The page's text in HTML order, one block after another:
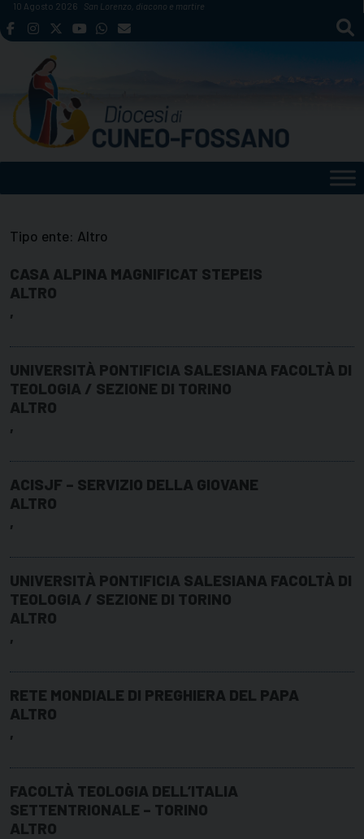
Skip
to
10 Agosto 2026 San Lorenzo, diacono e martire
Tipo ente: Altro
CASA ALPINA MAGNIFICAT STEPEIS
ALTRO
,
UNIVERSITÀ PONTIFICIA SALESIANA FACOLTÀ DI
TEOLOGIA / SEZIONE DI TORINO
ALTRO
,
ACISJF – SERVIZIO DELLA GIOVANE
ALTRO
,
UNIVERSITÀ PONTIFICIA SALESIANA FACOLTÀ DI
TEOLOGIA / SEZIONE DI TORINO
ALTRO
,
RETE MONDIALE DI PREGHIERA DEL PAPA
ALTRO
,
FACOLTÀ TEOLOGIA DELL’ITALIA
SETTENTRIONALE – TORINO
ALTRO